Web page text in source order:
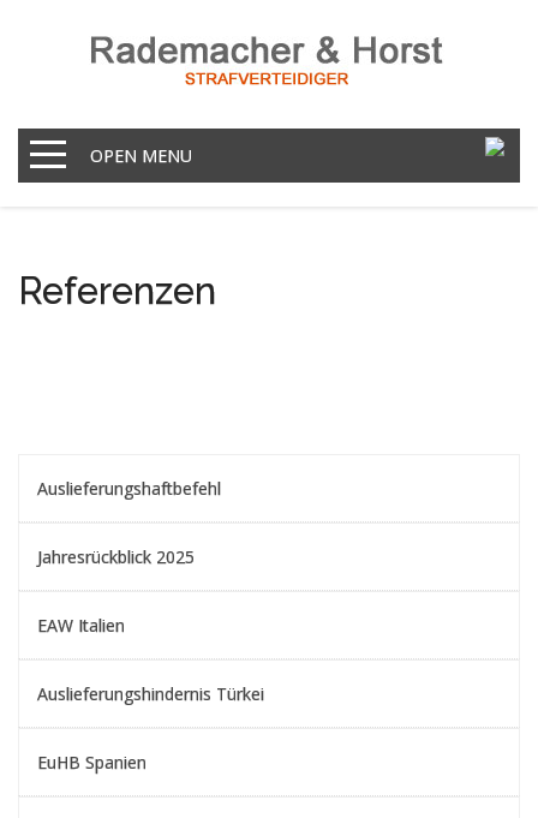
OPEN MENU
Referenzen
Auslieferungshaftbefehl
Jahresrückblick 2025
EAW Italien
Auslieferungshindernis Türkei
EuHB Spanien